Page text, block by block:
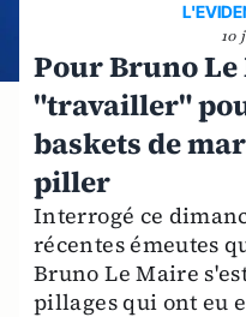
10
Pour Bruno
"travailler"
baskets de
piller
Interrogé ce
récentes émeutes
Bruno Le Maire
pillages qui ont eu